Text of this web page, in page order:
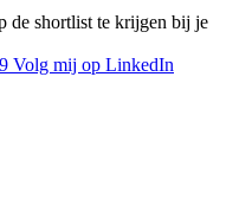
de shortlist te krijgen bij je
Volg mij op LinkedIn